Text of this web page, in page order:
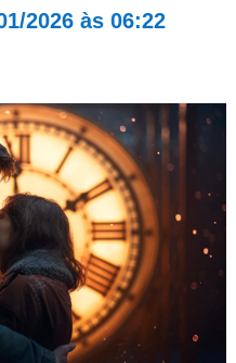
2026 às 06:22